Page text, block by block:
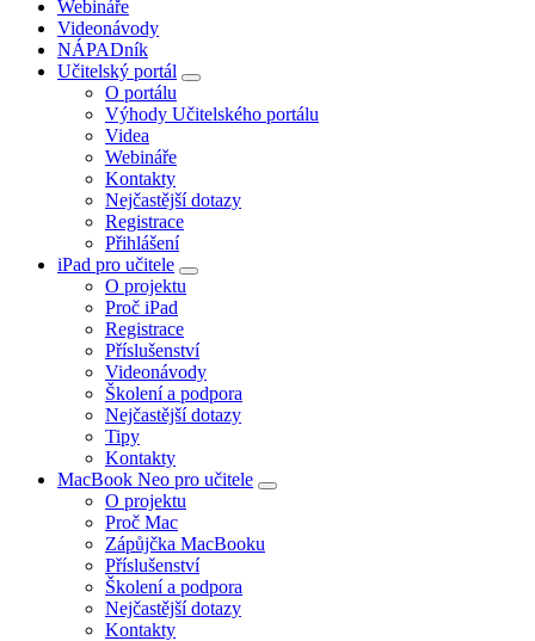
Webináře
Videonávody
NÁPADník
Učitelský portál
O portálu
Výhody Učitelského portálu
Videa
Webináře
Kontakty
Nejčastější dotazy
Registrace
Přihlášení
iPad pro učitele
O projektu
Proč iPad
Registrace
Příslušenství
Videonávody
Školení a podpora
Nejčastější dotazy
Tipy
Kontakty
MacBook Neo pro učitele
O projektu
Proč Mac
Zápůjčka MacBooku
Příslušenství
Školení a podpora
Nejčastější dotazy
Kontakty